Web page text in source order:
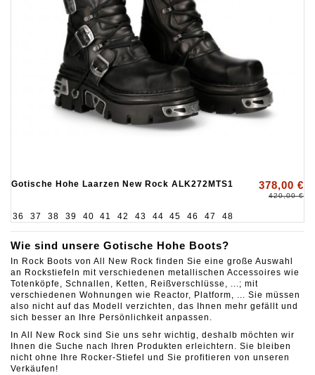
Gotische Hohe Laarzen New Rock ALK272MTS1 378,00 €
420,00 €
36 37 38 39 40 41 42 43 44 45 46 47 48
Wie sind unsere Gotische Hohe Boots?
In Rock Boots von All New Rock finden Sie eine große Auswahl
an Rockstiefeln mit verschiedenen metallischen Accessoires wie
Totenköpfe, Schnallen, Ketten, Reißverschlüsse, ...; mit
verschiedenen Wohnungen wie Reactor, Platform, ... Sie müssen
also nicht auf das Modell verzichten, das Ihnen mehr gefällt und
sich besser an Ihre Persönlichkeit anpassen.
In All New Rock sind Sie uns sehr wichtig, deshalb möchten wir
Ihnen die Suche nach Ihren Produkten erleichtern. Sie bleiben
nicht ohne Ihre Rocker-Stiefel und Sie profitieren von unseren
Verkäufen!